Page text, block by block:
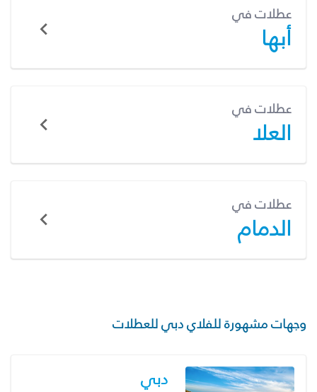
عطلات في
أبها
عطلات في
العلا
عطلات في
الدمام
وجهات مشهورة للفلاي دبي للعطلات
دبي